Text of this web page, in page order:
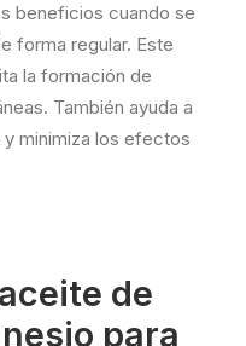
beneficios cuando se
forma regular. Este
la formación de
También ayuda a
minimiza los efectos
de
para